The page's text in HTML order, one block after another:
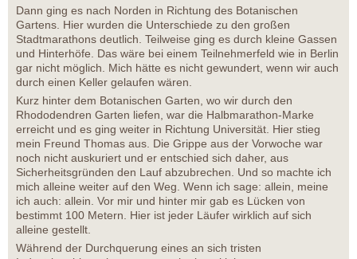
Dann ging es nach Norden in Richtung des Botanischen
Gartens. Hier wurden die Unterschiede zu den großen
Stadtmarathons deutlich. Teilweise ging es durch kleine Gassen
und Hinterhöfe. Das wäre bei einem Teilnehmerfeld wie in Berlin
gar nicht möglich. Mich hätte es nicht gewundert, wenn wir auch
durch einen Keller gelaufen wären.
Kurz hinter dem Botanischen Garten, wo wir durch den
Rhododendren Garten liefen, war die Halbmarathon-Marke
erreicht und es ging weiter in Richtung Universität. Hier stieg
mein Freund Thomas aus. Die Grippe aus der Vorwoche war
noch nicht auskuriert und er entschied sich daher, aus
Sicherheitsgründen den Lauf abzubrechen. Und so machte ich
mich alleine weiter auf den Weg. Wenn ich sage: allein, meine
ich auch: allein. Vor mir und hinter mir gab es Lücken von
bestimmt 100 Metern. Hier ist jeder Läufer wirklich auf sich
alleine gestellt.
Während der Durchquerung eines an sich tristen